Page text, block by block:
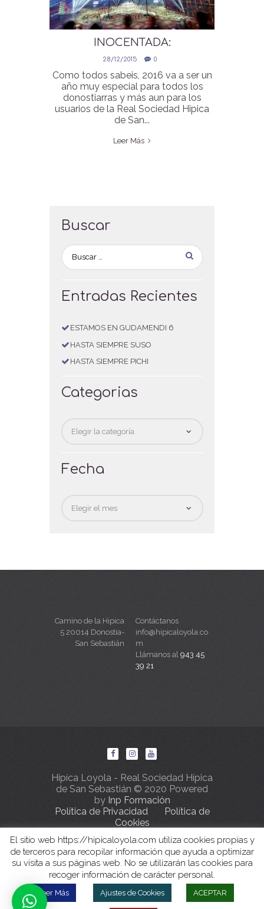
INOCENTADA:
INAUGURACION 2016 EN LA
HIPICA DE LOYOLA
28/12/2015 0
Como todos sabeis, 2016 va a ser un
año muy especial para todos los
donostiarras y más aun para los
usuarios de la Real Sociedad Hipica
de San...
Leer Más
Buscar
Entradas Recientes
ESTAMOS EN GUDAMENDI 6
HASTA SIEMPRE SUSO
HASTA SIEMPRE PICHI
Categorias
Fecha
Camino de la Hipica
5 20014 Donostia-
San Sebastián
Contáctanos
info@hipicaloyola.co
m
Llámanos al 943 45
39 21
Hipíca Loyola - Real Sociedad Hípica
de San Sebastián © 2020 Powered
by Inp Formación
Política de Privacidad
Política de
Cookies
El sitio web https://hipicaloyola.com utiliza cookies propias y
de terceros para recopilar información que ayuda a optimizar
su visita a sus páginas web. No se utilizarán las cookies para
recoger información de carácter personal.
Leer Más Ajustes de Cookies ACEPTAR